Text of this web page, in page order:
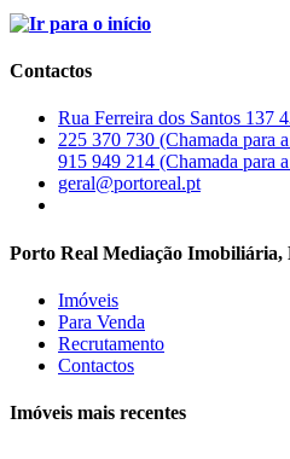
Contactos
Rua Ferreira dos Santos 137
225 370 730 (Chamada para
915 949 214 (Chamada para
geral@portoreal.pt
Porto Real Mediação Imobiliária,
Imóveis
Para Venda
Recrutamento
Contactos
Imóveis mais recentes